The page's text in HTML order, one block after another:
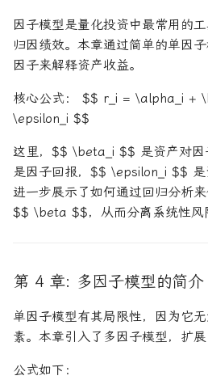
因子模型是量化投资中最常用的
归因绩效。本章通过简单的单因
因子来解释资产收益。
核心公式： $$ r_i = \alpha_i +
\epsilon_i $$
这里，$$ \beta_i $$ 是资产对
是因子回报，$$ \epsilon_i $$
进一步展示了如何通过回归分析
$$ \beta $$，从而分离系统性风
第 4 章: 多因子模型的简介
单因子模型有其局限性，因为它
素。本章引入了多因子模型，扩展
公式如下：